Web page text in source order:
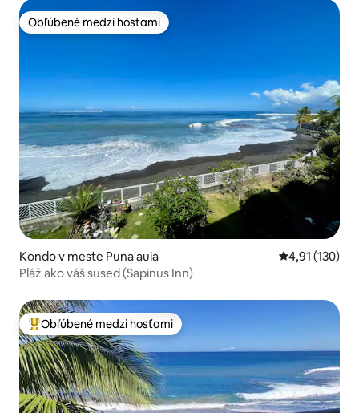
Obľúbené medzi hosťami
Obľúbené medzi hosťami
Kondo v meste Puna'auia Priemerné
4,91 (130)
Pláž ako váš sused (Sapinus Inn)
Najobľúbenejšie medzi hosťami
Obľúbené medzi hosťami